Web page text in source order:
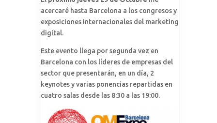
acercaré hasta Barcelona a los congresos y
exposiciones internacionales del marketing
digital.
Este evento llega por segunda vez en
Barcelona con los líderes de empresas del
sector que presentarán, en un día, 2
keynotes y varias ponencias repartidas en
cuatro salas desde las 8:30 a las 19:00.